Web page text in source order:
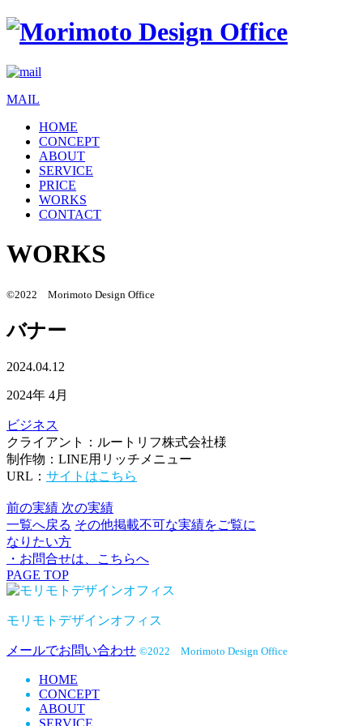
MAIL
HOME
CONCEPT
ABOUT
SERVICE
PRICE
WORKS
CONTACT
WORKS
©2022 Morimoto Design Office
バナー
2024.04.12
2024年 4月
ビジネス
クライアント：ルートリフ株式会社様
制作物：LINE用リッチメニュー
URL： サイトはこちら
前の実績 次の実績
一覧へ戻る その他掲載不可な実績をご覧に
なりたい方
・お問合せは、こちらへ
PAGE TOP
モリモトデザインオフィス
メールでお問い合わせ ©2022 Morimoto Design Office
HOME
CONCEPT
ABOUT
SERVICE